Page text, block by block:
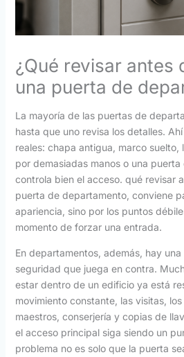
¿Qué revisar antes
una puerta de
La mayoría de las puertas de
hasta que uno revisa los detalles.
reales: chapa antigua, marco suelto,
por demasiadas manos o una
controla bien el acceso. qué revisar
puerta de departamento, conviene
apariencia, sino por los puntos
momento de forzar una entrada.
En departamentos, además, hay
seguridad que juega en contra.
estar dentro de un edificio ya está
movimiento constante, las visitas,
maestros, conserjería y copias de
el acceso principal siga siendo un
problema no es solo que la puerta